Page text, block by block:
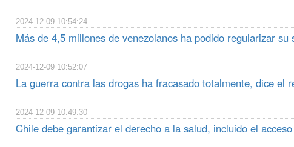
2024-12-09 10:54:24
Más de 4,5 millones de venezolanos ha podido regularizar
2024-12-09 10:52:07
La guerra contra las drogas ha fracasado totalmente, dice el
2024-12-09 10:49:30
Chile debe garantizar el derecho a la salud, incluido el